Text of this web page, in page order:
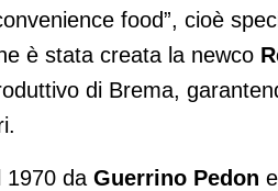
food”, cioè
è stata creata la newco
di Brema,
1970 da Guerrino Pedon